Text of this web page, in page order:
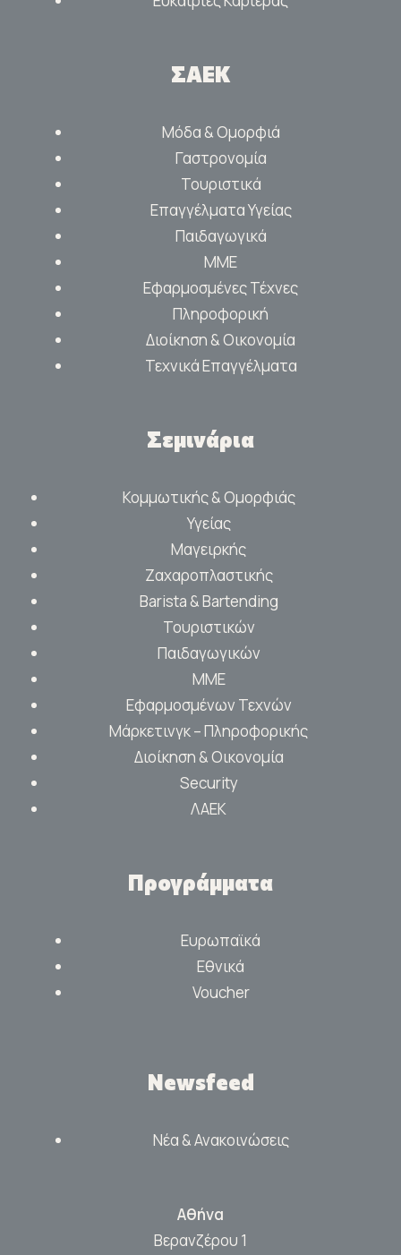
ΣΑΕΚ
Μόδα & Ομορφιά
Γαστρονομία
Τουριστικά
Επαγγέλματα Υγείας
Παιδαγωγικά
ΜΜΕ
Εφαρμοσμένες Τέχνες
Πληροφορική
Διοίκηση & Οικονομία
Τεχνικά Επαγγέλματα
Σεμινάρια
Κομμωτικής & Ομορφιάς
Υγείας
Μαγειρκής
Ζαχαροπλαστικής
Barista & Bartending
Τουριστικών
Παιδαγωγικών
ΜΜΕ
Εφαρμοσμένων Τεχνών
Μάρκετινγκ – Πληροφορικής
Διοίκηση & Οικονομία
Security
ΛΑΕΚ
Προγράμματα
Ευρωπαϊκά
Εθνικά
Voucher
Newsfeed
Νέα & Ανακοινώσεις
Αθήνα
Βερανζέρου 1